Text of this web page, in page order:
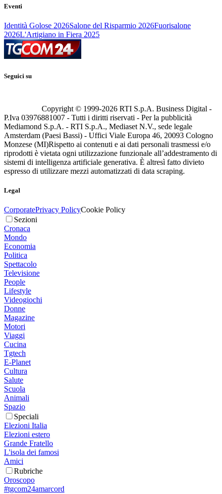
Eventi
Identità Golose 2026Salone del Risparmio 2026Fuorisalone
2026L'Artigiano in Fiera 2025
Seguici su
Copyright © 1999-2026 RTI S.p.A. Business Digital -
P.Iva 03976881007 - Tutti i diritti riservati - Per la pubblicità
Mediamond S.p.A. - RTI S.p.A., Mediaset N.V., sede legale
Amsterdam (Paesi Bassi) - Uffici Viale Europa 46, 20093 Cologno
Monzese (MI)Rispetto ai contenuti e ai dati personali trasmessi e/o
riprodotti è vietata ogni utilizzazione funzionale all’addestramento di
sistemi di intelligenza artificiale generativa. È altresì fatto divieto
espresso di utilizzare mezzi automatizzati di data scraping.
Legal
CorporatePrivacy PolicyCookie Policy
Sezioni
Cronaca
Mondo
Economia
Politica
Spettacolo
Televisione
People
Lifestyle
Videogiochi
Donne
Magazine
Motori
Viaggi
Cucina
Tgtech
E-Planet
Cultura
Salute
Scuola
Animali
Spazio
Speciali
Elezioni Italia
Elezioni estero
Grande Fratello
L'isola dei famosi
Amici
Rubriche
Oroscopo
#tgcom24amarcord